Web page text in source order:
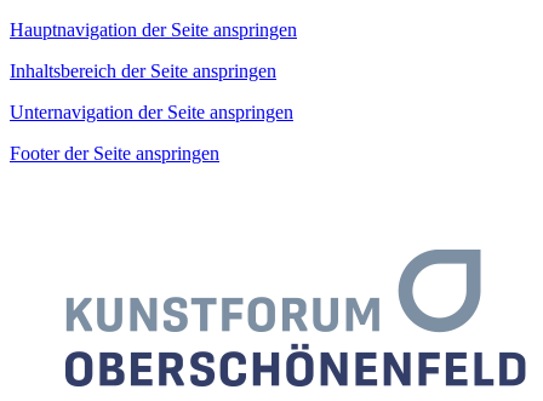
Hauptnavigation der Seite anspringen
Inhaltsbereich der Seite anspringen
Unternavigation der Seite anspringen
Footer der Seite anspringen